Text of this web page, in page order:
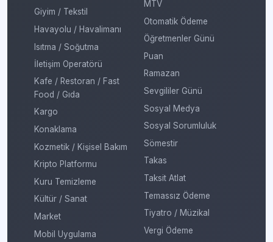
Giyim / Tekstil
Havayolu / Havalimanı
Isıtma / Soğutma
İletişim Operatörü
Kafe / Restoran / Fast
Food / Gıda
Kargo
Konaklama
Kozmetik / Kişisel Bakım
Kripto Platformu
Kuru Temizleme
Kültür / Sanat
Market
Mobil Uygulama
MTV
Otomatik Ödeme
Öğretmenler Günü
Puan
Ramazan
Sevgililer Günü
Sosyal Medya
Sosyal Sorumluluk
Sömestir
Takas
Taksit Atlat
Temassız Ödeme
Tiyatro / Müzikal
Vergi Ödeme